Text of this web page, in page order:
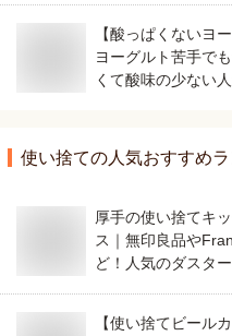
【酸っぱくないヨ
ヨーグルト苦手で
くて酸味の少ない人
使い捨ての人気おすすめ
厚手の使い捨てキ
ス｜無印良品や
ど！人気のダスタ
【使い捨てビール